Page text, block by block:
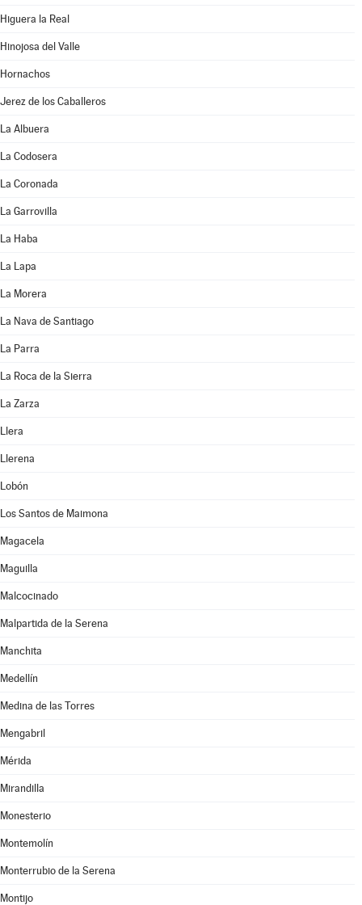
Higuera la Real
Hinojosa del Valle
Hornachos
Jerez de los Caballeros
La Albuera
La Codosera
La Coronada
La Garrovilla
La Haba
La Lapa
La Morera
La Nava de Santiago
La Parra
La Roca de la Sierra
La Zarza
Llera
Llerena
Lobón
Los Santos de Maimona
Magacela
Maguilla
Malcocinado
Malpartida de la Serena
Manchita
Medellín
Medina de las Torres
Mengabril
Mérida
Mirandilla
Monesterio
Montemolín
Monterrubio de la Serena
Montijo